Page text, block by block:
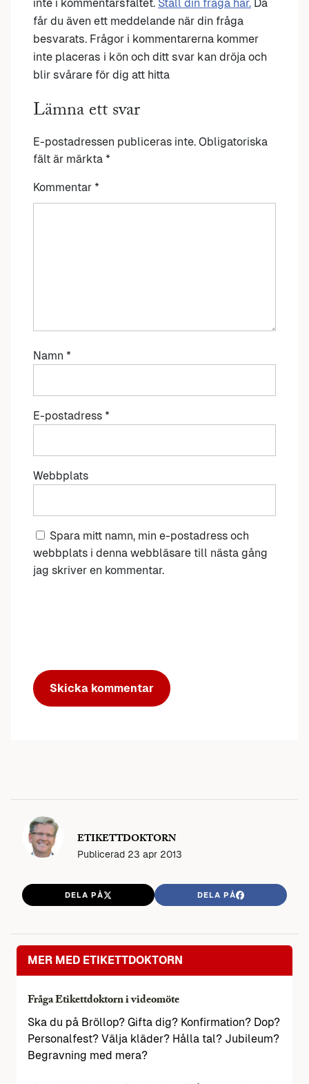
inte i kommentarsfältet. Ställ din fråga här. Då
får du även ett meddelande när din fråga
besvarats. Frågor i kommentarerna kommer
inte placeras i kön och ditt svar kan dröja och
blir svårare för dig att hitta
Lämna ett svar
E-postadressen publiceras inte. Obligatoriska
fält är märkta *
Kommentar *
Namn *
E-postadress *
Webbplats
Spara mitt namn, min e-postadress och
webbplats i denna webbläsare till nästa gång
jag skriver en kommentar.
ETIKETTDOKTORN
Publicerad 23 apr 2013
DELA PÅ DELA PÅ
MER MED ETIKETTDOKTORN
Fråga Etikettdoktorn i videomöte
Ska du på Bröllop? Gifta dig? Konfirmation? Dop?
Personalfest? Välja kläder? Hålla tal? Jubileum?
Begravning med mera?